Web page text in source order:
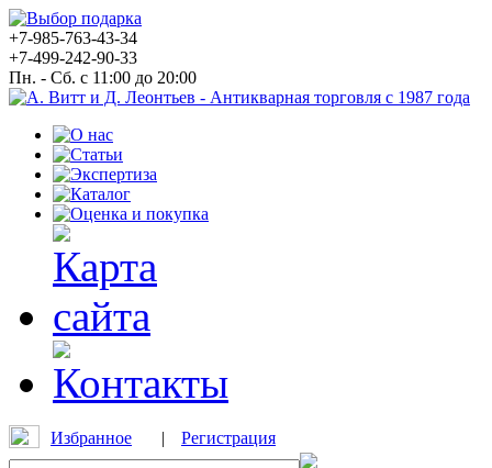
+7-985-763-43-34
+7-499-242-90-33
Пн. - Сб. с 11:00 до 20:00
Избранное | Регистрация